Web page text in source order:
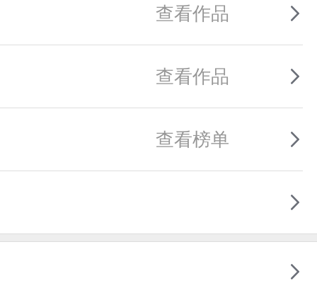
查看作品
查看作品
查看榜单